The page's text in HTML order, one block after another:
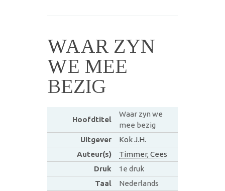
WAAR ZYN
WE MEE
BEZIG
Hoofdtitel
Waar zyn we
mee bezig
Uitgever
Kok J.H.
Auteur(s)
Timmer, Cees
Druk
1e druk
Taal
Nederlands